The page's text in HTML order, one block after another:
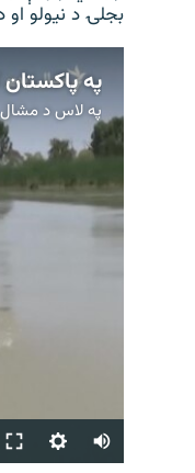
بجلۍ د نیولو او
په
په لاس د مشال